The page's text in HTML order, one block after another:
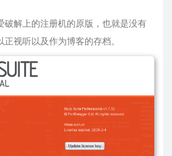
破解上的注册机的原版，也就是没有
视听以及作为博客的存档。